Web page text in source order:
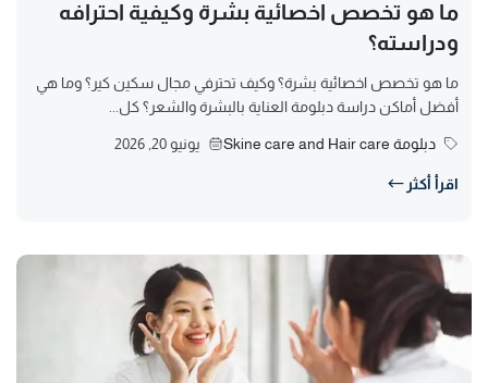
ما هو تخصص اخصائية بشرة وكيفية احترافه
ودراسته؟
ما هو تخصص اخصائية بشرة؟ وكيف تحترفي مجال سكين كير؟ وما هي
أفضل أماكن دراسة دبلومة العناية بالبشرة والشعر؟ كل...
دبلومة Skine care and Hair care يونيو 20, 2026
اقرأ أكثر